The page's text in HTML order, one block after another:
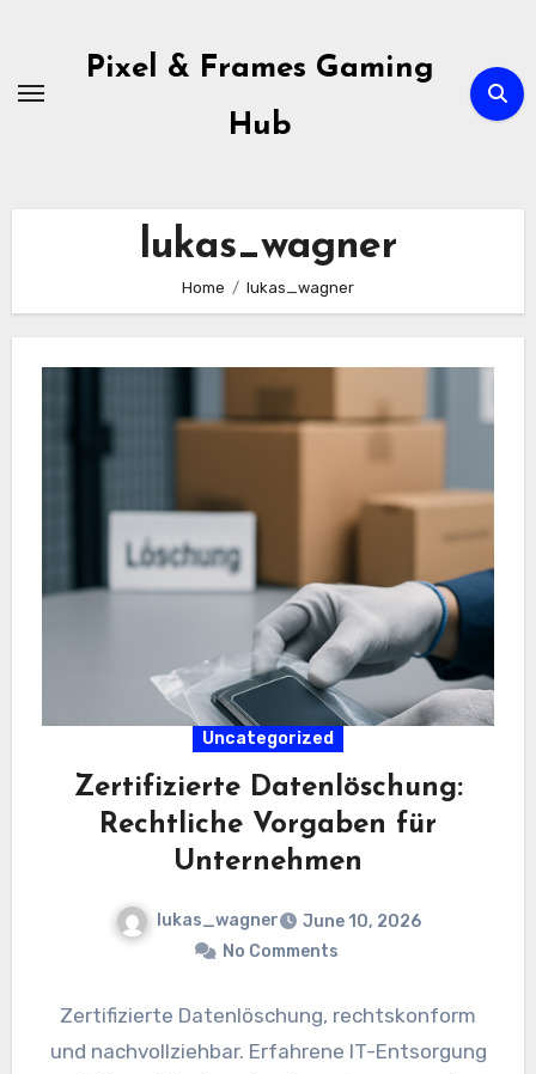
content
Pixel & Frames Gaming
Hub
lukas_wagner
Home lukas_wagner
Uncategorized
Zertifizierte Datenlöschung:
Rechtliche Vorgaben für
Unternehmen
lukas_wagner
June 10, 2026
No Comments
Zertifizierte Datenlöschung, rechtskonform
und nachvollziehbar. Erfahrene IT-Entsorgung